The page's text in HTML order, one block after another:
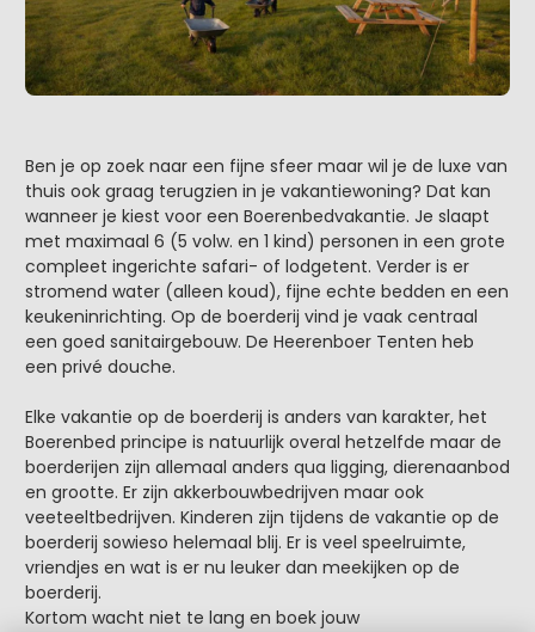
Ben je op zoek naar een fijne sfeer maar wil je de luxe van
thuis ook graag terugzien in je vakantiewoning? Dat kan
wanneer je kiest voor een Boerenbedvakantie. Je slaapt
met maximaal 6 (5 volw. en 1 kind) personen in een grote
compleet ingerichte safari- of lodgetent. Verder is er
stromend water (alleen koud), fijne echte bedden en een
keukeninrichting. Op de boerderij vind je vaak centraal
een goed sanitairgebouw. De Heerenboer Tenten heb
een privé douche.
Elke vakantie op de boerderij is anders van karakter, het
Boerenbed principe is natuurlijk overal hetzelfde maar de
boerderijen zijn allemaal anders qua ligging, dierenaanbod
en grootte. Er zijn akkerbouwbedrijven maar ook
veeteeltbedrijven. Kinderen zijn tijdens de vakantie op de
boerderij sowieso helemaal blij. Er is veel speelruimte,
vriendjes en wat is er nu leuker dan meekijken op de
boerderij.
Kortom wacht niet te lang en boek jouw